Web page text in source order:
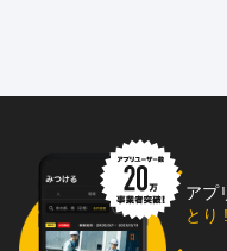
アプ
とり !